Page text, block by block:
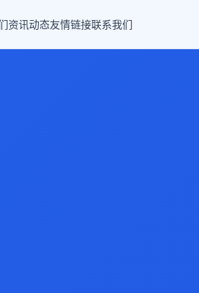
资讯动态友情链接联系我们